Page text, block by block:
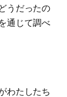
うだったの
通じて調べ
わたしたち